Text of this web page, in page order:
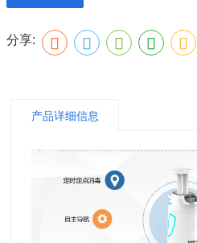
分享:
产品详细信息